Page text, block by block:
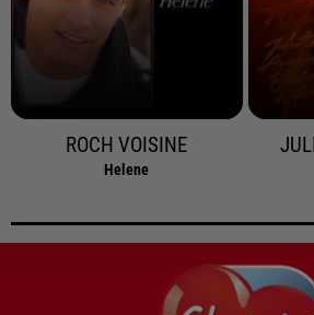
ROCH VOISINE
Helene